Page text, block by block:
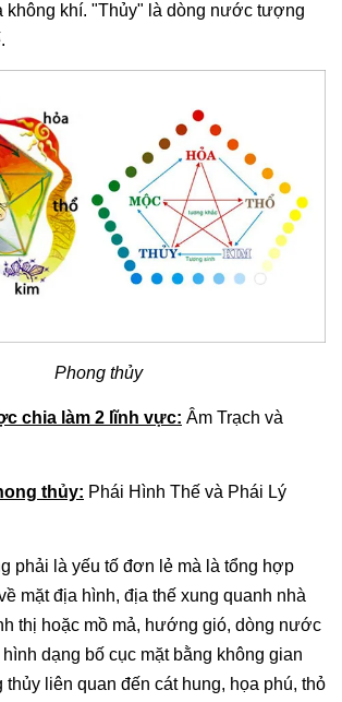
không khí. "Thủy" là dòng nước tượng
Phong thủy
chia làm 2 lĩnh vực: Âm Trạch và
thủy: Phái Hình Thế và Phái Lý
phải là yếu tố đơn lẻ mà là tổng hợp
mặt địa hình, địa thế xung quanh nhà
thị hoặc mồ mả, hướng gió, dòng nước
dạng bố cục mặt bằng không gian
liên quan đến cát hung, họa phú, thỏ